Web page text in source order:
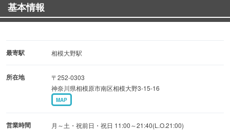
6品『月夜の宴』3,000円！
・【2H飲み放題付！】天ぷら盛合せ＆揚げ物＆自慢の蕎麦
・【1.5H飲み放題付！】当店名物！ちょい飲みセット～
【定食】お得なランチもご用意しています！
基本情報
最寄駅 相模大野駅
所在地
〒252-0303
神奈川県相模原市南区相模大野3-15-16
MAP
営業時間 月～土・祝前日・祝日 11:00～21:40(L.O.21:00)